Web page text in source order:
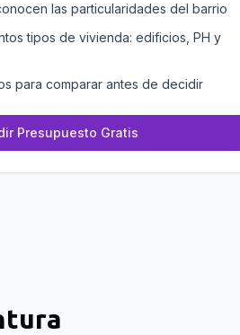
las particularidades del barrio
tipos de vivienda: edificios, PH y
para comparar antes de decidir
Presupuesto Gratis